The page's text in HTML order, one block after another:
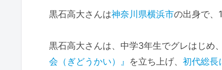
黒石高大さんは神奈川県横浜市の出身で、
黒石高大さんは、中学3年生でグレはじめ
会（ぎどうかい）』 を立ち上げ、 初代総長